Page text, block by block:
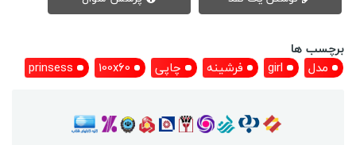
برچسب ها
مدل
girl فرشینه چاپی 100x60
prinsess